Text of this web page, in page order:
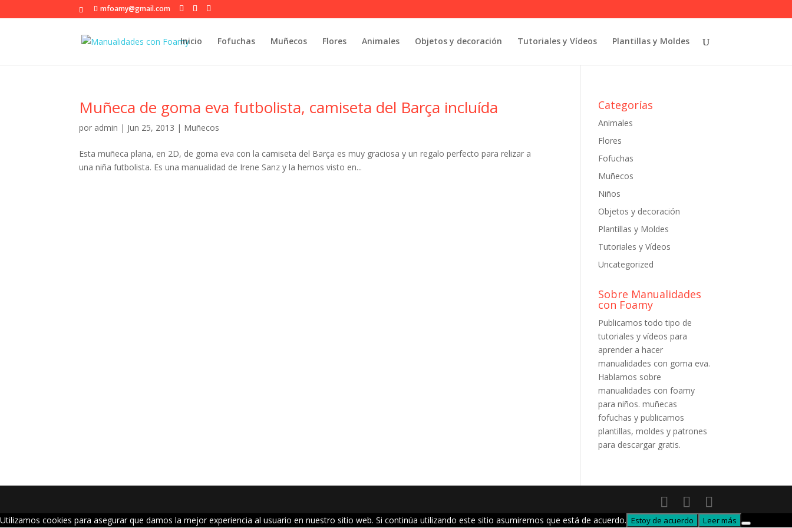
mfoamy@gmail.com
Inicio Fofuchas Muñecos Flores Animales Objetos y decoración Tutoriales y Vídeos Plantillas y Moldes
Muñeca de goma eva futbolista, camiseta del Barça incluída
por admin | Jun 25, 2013 | Muñecos
Esta muñeca plana, en 2D, de goma eva con la camiseta del Barça es muy graciosa y un regalo perfecto para relizar a
una niña futbolista. Es una manualidad de Irene Sanz y la hemos visto en...
Categorías
Animales
Flores
Fofuchas
Muñecos
Niños
Objetos y decoración
Plantillas y Moldes
Tutoriales y Vídeos
Uncategorized
Sobre Manualidades
con Foamy
Publicamos todo tipo de
tutoriales y vídeos para
aprender a hacer
manualidades con goma eva.
Hablamos sobre
manualidades con foamy
para niños. muñecas
fofuchas y publicamos
plantillas, moldes y patrones
para descargar gratis.
Utilizamos cookies para asegurar que damos la mejor experiencia al usuario en nuestro sitio web. Si continúa utilizando este sitio asumiremos que está de acuerdo. Estoy de acuerdo Leer más